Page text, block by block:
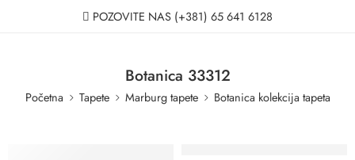
POZOVITE NAS (+381) 65 641 6128
Botanica 33312
Početna Tapete Marburg tapete Botanica kolekcija tapeta